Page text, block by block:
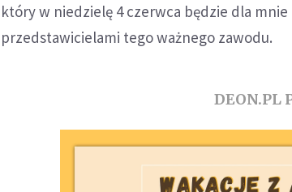
który w niedzielę 4 czerwca będzie dla
przedstawicielami tego ważnego zawodu.
DEON.PL